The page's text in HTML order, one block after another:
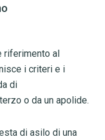
riferimento al
i criteri e i
di
o da un apolide.
di asilo di una